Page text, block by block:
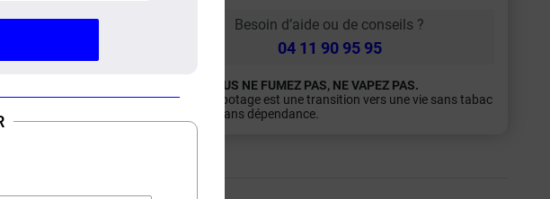
50% / 50%.
Besoin d’aide ou de conseils ?
04 11 90 95 95
SI VOUS NE FUMEZ PAS, NE VAPEZ PAS.
Le vapotage est une transition vers une vie sans tabac
puis sans dépendance.